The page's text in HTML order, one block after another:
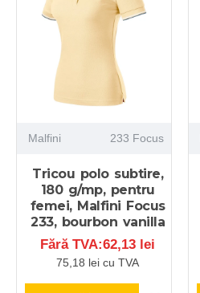
Malfini 233 Focus
Tricou polo subtire,
180 g/mp, pentru
femei, Malfini Focus
233, bourbon vanilla
Fără TVA:62,13 lei
75,18 lei cu TVA